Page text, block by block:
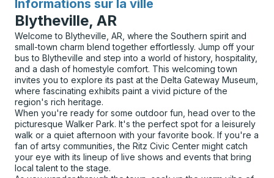
Informations sur la ville
pour
Blytheville, AR
Welcome to Blytheville, AR, where the Southern spirit and
small-town charm blend together effortlessly. Jump off your
bus to Blytheville and step into a world of history, hospitality,
and a dash of homestyle comfort. This welcoming town
invites you to explore its past at the Delta Gateway Museum,
where fascinating exhibits paint a vivid picture of the
region's rich heritage.
When you're ready for some outdoor fun, head over to the
picturesque Walker Park. It's the perfect spot for a leisurely
walk or a quiet afternoon with your favorite book. If you're a
fan of artsy communities, the Ritz Civic Center might catch
your eye with its lineup of live shows and events that bring
local talent to the stage.